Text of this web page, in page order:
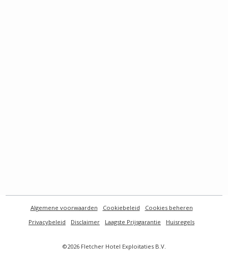
©2026 Fletcher Hotel Exploitaties B.V.
Algemene voorwaarden Cookiebeleid
Cookies beheren
Privacybeleid
Disclaimer Laagste Prijsgarantie Huisregels